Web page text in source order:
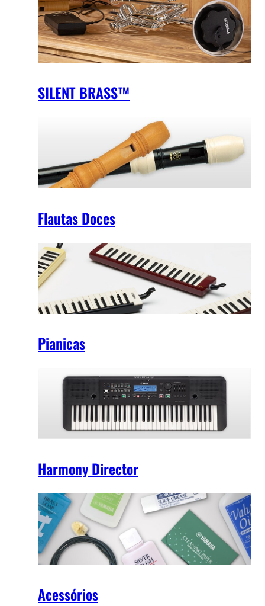
SILENT BRASS™
Flautas Doces
Pianicas
Harmony Director
Acessórios